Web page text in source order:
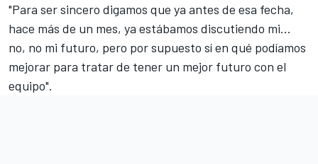
"Para ser sincero digamos que ya antes de esa fecha,
hace más de un mes, ya estábamos discutiendo mi...
no, no mi futuro, pero por supuesto sí en qué podíamos
mejorar para tratar de tener un mejor futuro con el
equipo".